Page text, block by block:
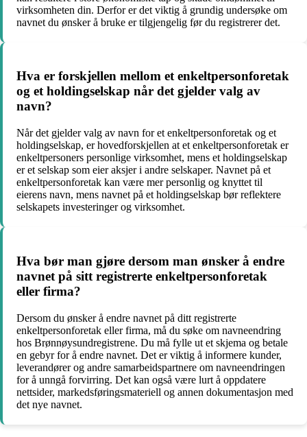
virksomheten din. Derfor er det viktig å grundig undersøke om
navnet du ønsker å bruke er tilgjengelig før du registrerer det.
Hva er forskjellen mellom et enkeltpersonforetak
og et holdingselskap når det gjelder valg av
navn?
Når det gjelder valg av navn for et enkeltpersonforetak og et
holdingselskap, er hovedforskjellen at et enkeltpersonforetak er
enkeltpersoners personlige virksomhet, mens et holdingselskap
er et selskap som eier aksjer i andre selskaper. Navnet på et
enkeltpersonforetak kan være mer personlig og knyttet til
eierens navn, mens navnet på et holdingselskap bør reflektere
selskapets investeringer og virksomhet.
Hva bør man gjøre dersom man ønsker å endre
navnet på sitt registrerte enkeltpersonforetak
eller firma?
Dersom du ønsker å endre navnet på ditt registrerte
enkeltpersonforetak eller firma, må du søke om navneendring
hos Brønnøysundregistrene. Du må fylle ut et skjema og betale
en gebyr for å endre navnet. Det er viktig å informere kunder,
leverandører og andre samarbeidspartnere om navneendringen
for å unngå forvirring. Det kan også være lurt å oppdatere
nettsider, markedsføringsmateriell og annen dokumentasjon med
det nye navnet.